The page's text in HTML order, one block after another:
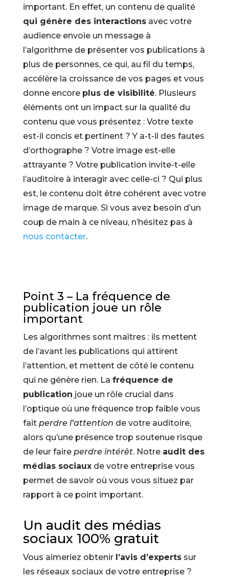
important. En effet, un contenu de qualité
qui génère des interactionsavec votre
audience envoie un message à
l’algorithme de présenter vos publications à
plus de personnes, ce qui, au fil du temps,
accélère la croissance de vos pages et vous
donne encore plus de visibilité. Plusieurs
éléments ont un impact sur la qualité du
contenu que vous présentez : Votre texte
est-il concis et pertinent ? Y a-t-il des fautes
d’orthographe ? Votre image est-elle
attrayante ? Votre publication invite-t-elle
l’auditoire à interagir avec celle-ci ? Qui plus
est, le contenu doit être cohérent avec votre
image de marque. Si vous avez besoin d’un
coup de main à ce niveau, n’hésitez pas à
nous contacter.
Point 3 – La fréquence de
publication joue un rôle
important
Les algorithmes sont maîtres : ils mettent
de l’avant les publications qui attirent
l’attention, et mettent de côté le contenu
qui ne génère rien. La fréquence de
publication joue un rôle crucial dans
l’optique où une fréquence trop faible vous
fait perdre l’attention de votre auditoire,
alors qu’une présence trop soutenue risque
de leur faire perdre intérêt. Notre audit des
médias sociauxde votre entreprise vous
permet de savoir où vous vous situez par
rapport à ce point important.
Un audit des médias
sociaux 100% gratuit
Vous aimeriez obtenir l’avis d’expertssur
les réseaux sociaux de votre entreprise ?